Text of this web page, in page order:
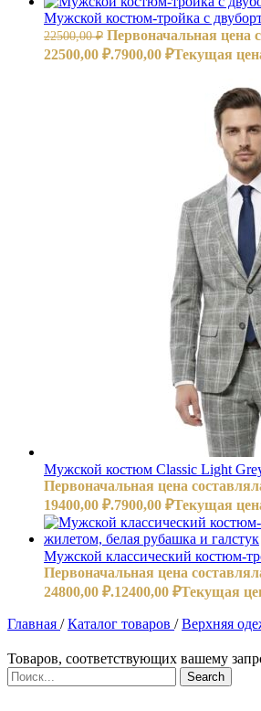
Мужской костюм-тройка с
22500,00₽ Первоначальная цена
22500,00 ₽.7900,00 ₽Текущая
Мужской костюм Classic Light
Первоначальная цена
19400,00 ₽.7900,00 ₽Текущая
Мужской классический костюм-
Первоначальная цена
24800,00 ₽.12400,00 ₽Текущая
Главная / Каталог товаров / Верхняя
Товаров, соответствующих вашему
Search